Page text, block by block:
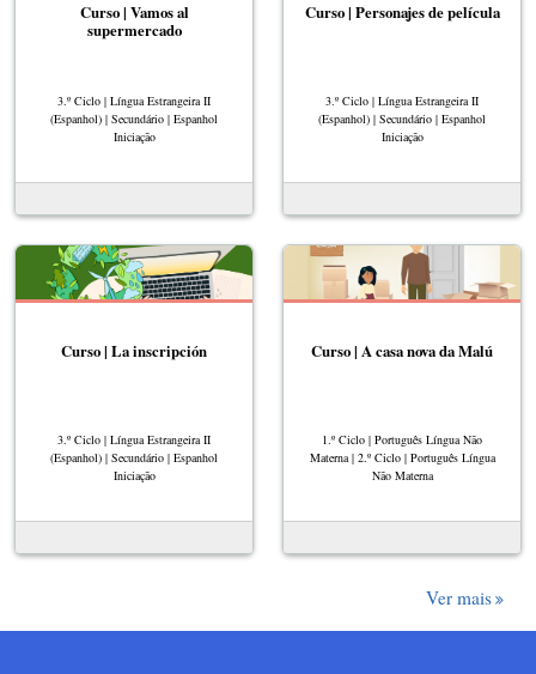
Curso | Vamos al
supermercado
3.º Ciclo | Língua Estrangeira II
(Espanhol) | Secundário | Espanhol
Iniciação
Curso | Personajes de película
3.º Ciclo | Língua Estrangeira II
(Espanhol) | Secundário | Espanhol
Iniciação
Curso | La inscripción
3.º Ciclo | Língua Estrangeira II
(Espanhol) | Secundário | Espanhol
Iniciação
Curso | A casa nova da Malú
1.º Ciclo | Português Língua Não
Materna | 2.º Ciclo | Português Língua
Não Materna
Ver mais